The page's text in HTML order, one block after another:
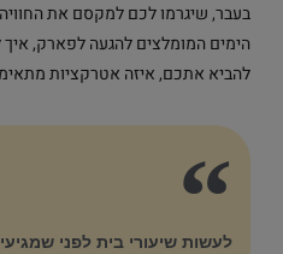
בעבר, שיגרמו לכם למקסם את
הימים המומלצים להגעה לפארק,
להביא אתכם, איזה אטרקציות
לעשות שיעורי בית לפני